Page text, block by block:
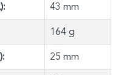
43 mm
164 g
25 mm